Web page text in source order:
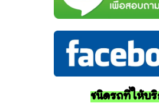
ชนิดรถที่ให้บริ